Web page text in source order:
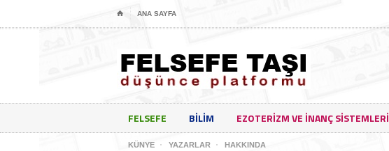
⌂ ANA SAYFA
FELSEFE BILIM EZOTERIZM VE INANÇ SISTEMLERI
KÜNYE YAZARLAR HAKKINDA